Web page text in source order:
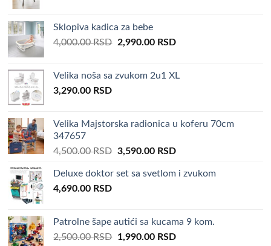
Sklopiva kadica za bebe
4,000.00RSD Original
4,000.00 RSD.
2,990.00 RSDCurrent
2,990.00 RSD.
Velika noša sa zvukom 2u1 XL
3,290.00 RSD
Velika Majstorska radionica u koferu 70cm
347657
4,500.00RSD Original
was:
3,590.00 RSDCurrent
is:
Deluxe doktor set sa svetlom i zvukom
4,690.00 RSD
Patrolne šape autići sa kucama 9 kom.
2,500.00RSD Original
1,990.00 RSDCurrent